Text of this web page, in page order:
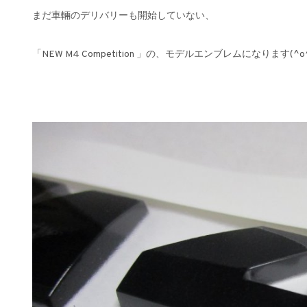
まだ車輛のデリバリーも開始していない、
「NEW M4 Competition 」の、モデルエンブレムになります